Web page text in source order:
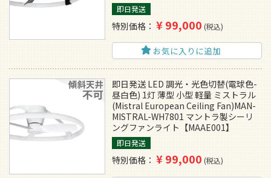
即日発送
特別価格 ¥99,000 税込
お気に入りに追加
即日発送 LED 調光・光色切替(電球色-
昼白色) 1灯 薄型 小型 軽量 ミストラル
(Mistral European Ceiling Fan)MAN-
MISTRAL-WH7801 マントラ製シーリ
ングファンライト【MAAE001】
即日発送
特別価格 ¥99,000 税込